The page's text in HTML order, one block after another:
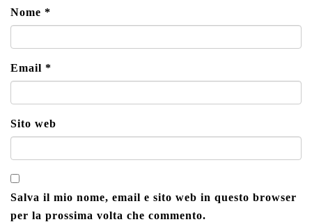
Nome *
Email *
Sito web
Salva il mio nome, email e sito web in questo browser
per la prossima volta che commento.